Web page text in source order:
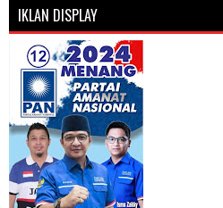
IKLAN DISPLAY